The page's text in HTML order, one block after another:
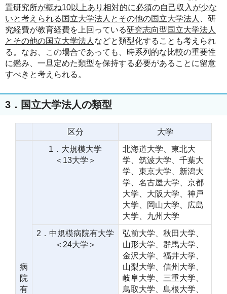
置研究所が概ね10以上あり相対的に必須の自己収入が少な
いと考えられる国立大学法人とその他の国立大学法人
、研
究経費が教育経費を上回っている研究志向型国立大学法人
とその他の国立大学法人 などと類型化することも考えられ
る。なお、この場合であっても、時系列的な比較の重要性
に鑑み、一旦定めた類型を保持する必要があることに留意
すべきと考えられる。
3．国立大学法人の類型
区分 大学
病
院
有
1．大規模大学
＜13大学＞
北海道大学、東北大
学、筑波大学、千葉大
学、東京大学、新潟大
学、名古屋大学、京都
大学、大阪大学、神戸
大学、岡山大学、広島
大学、九州大学
2．中規模病院有大学
＜24大学＞
弘前大学、秋田大学、
山形大学、群馬大学、
金沢大学、福井大学、
山梨大学、信州大学、
岐阜大学、三重大学、
鳥取大学、島根大学、